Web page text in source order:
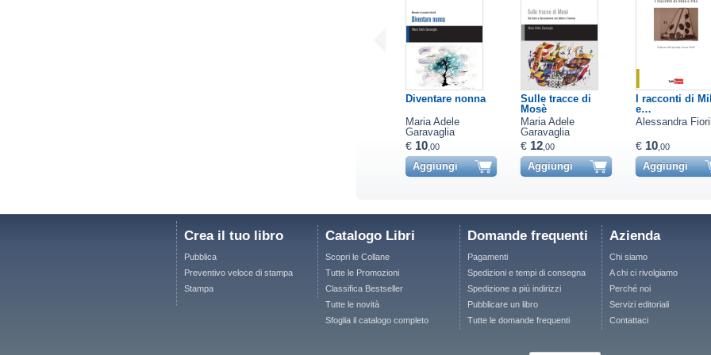
Diventare nonna
Maria Adele
Garavaglia
€ 10,00
Aggiungi
Sulle tracce di
Mosè
Maria Adele
Garavaglia
€ 12,00
Aggiungi
I racconti di
e…
Alessandra
€ 10,00
Aggiungi
Crea il tuo libro
Pubblica
Preventivo veloce di stampa
Stampa
Catalogo Libri
Scopri le Collane
Tutte le Promozioni
Classifica Bestseller
Tutte le novità
Sfoglia il catalogo completo
Domande frequenti
Pagamenti
Spedizioni e tempi di consegna
Spedizione a più indirizzi
Pubblicare un libro
Tutte le domande frequenti
Azienda
Chi siamo
A chi ci rivolgiamo
Perché noi
Servizi editoriali
Contattaci